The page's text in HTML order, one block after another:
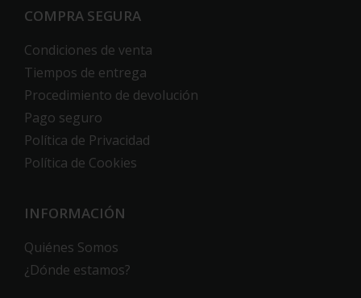
COMPRA SEGURA
Condiciones de venta
Tiempos de entrega
Procedimiento de devolución
Pago seguro
Política de Privacidad
Política de Cookies
INFORMACIÓN
Quiénes Somos
¿Dónde estamos?